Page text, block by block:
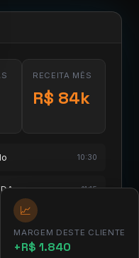
RECEITA MÊS
R$ 84k
10:30
11:15
amanhã
📈
MARGEM DESTE CLIENTE
+R$ 1.840